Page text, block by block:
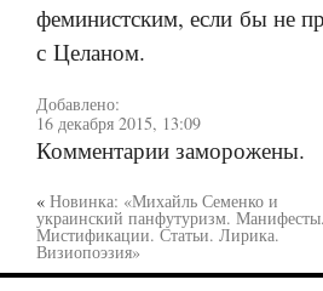
феминистским, если бы не
с Целаном.
Добавлено:
16 декабря 2015, 13:09
Комментарии заморожены.
« Новинка: «Михайль Семенко и
украинский панфутуризм. Манифесты.
Мистификации. Статьи. Лирика.
Визиопоэзия»